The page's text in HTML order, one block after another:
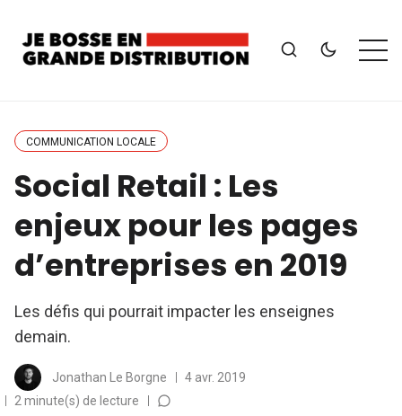
COMMUNICATION LOCALE
Social Retail : Les
enjeux pour les pages
d’entreprises en 2019
Les défis qui pourrait impacter les enseignes
demain.
Jonathan Le Borgne
4 avr. 2019
2 minute(s) de lecture